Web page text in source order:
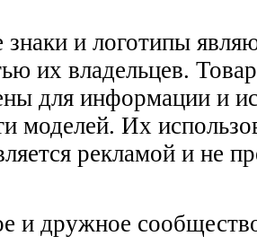
и логотипы
их владельцев.
для информации и
моделей. Их
рекламой и не
и дружное